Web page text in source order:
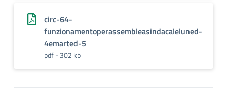
circ-64-
funzionamentoperassembleasindacaleluned-
4emarted-5
pdf - 302 kb